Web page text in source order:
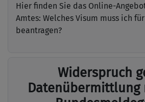
Hier finden Sie das Online-
Amtes: Welches Visum muss ich
beantragen?
Widerspruch
Datenübermittlung